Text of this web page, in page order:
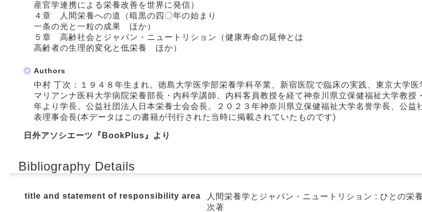
産官学連携による栄養改善を世界に発信）
４章 人間栄養への道（暗黒の四〇年の始まり
一条の光と一粒の成果 ほか）
５章 高齢社会とジャパン・ニュートリション（健康寿命の延伸とは
高齢者の生理的変化と低栄養 ほか）
Authors
中村 丁次：１９４８年生まれ。徳島大学医学部栄養学科卒業、新宿医院で臨床の実践、東京大学
マリアンナ医科大学病院栄養部長・内科学講師、内科客員教授を経て神奈川県立保健福祉大学教授
年より学長。公益社団法人日本栄養士会会長。２０２３年神奈川県立保健福祉大学名誉学長、公益
表理事会長(本データはこの書籍が刊行された当時に掲載されていたものです)
日外アソシエーツ『BookPlus』より
Bibliography Details
title and statement of responsibility area
人間栄養学とジャパン・ニュートリション : ひとの栄
次著